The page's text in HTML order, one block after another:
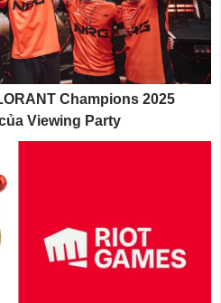
Champions 2025
Viewing Party